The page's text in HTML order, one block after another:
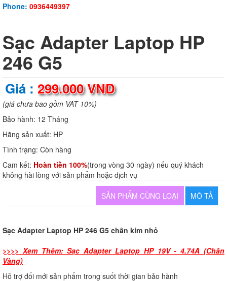
Phone: 0936449397
Sạc Adapter Laptop HP
246 G5
Giá : 299.000 VND
(giá chưa bao gồm VAT 10%)
Bảo hành: 12 Tháng
Hãng sản xuất: HP
Tình trạng: Còn hàng
Cam kết: Hoàn tiền 100%(trong vòng 30 ngày) nếu quý khách
không hài lòng với sản phẩm hoặc dịch vụ
MÔ TẢ
SẢN PHẨM CÙNG LOẠI
Sạc Adapter Laptop HP 246 G5 chân kim nhỏ
>>>> Xem Thêm: Sạc Adapter Laptop HP 19V - 4.74A (Chân
Vàng)
Hỗ trợ đổi mới sản phẩm trong suốt thời gian bảo hành